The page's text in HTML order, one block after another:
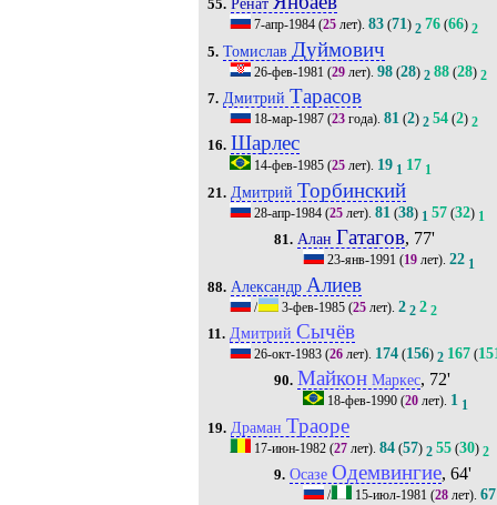
55.
7-апр-1984(25лет). 83(71) 2 76(66) 2
5. Томислав Дуймович
26-фев-1981 (29лет). 98(28) 2 88(28) 2
7. Дмитрий Тарасов
18-мар-1987(23года). 81(2) 2 54(2) 2
16. Шарлес
14-фев-1985(25лет). 19 1 17 1
21. Дмитрий Торбинский
28-апр-1984(25лет). 81 (38) 1 57(32) 1
81. Алан Гатагов, 77'
23-янв-1991 (19 лет).22 1
88. Александр Алиев
/ 3-фев-1985(25лет). 2 2 2 2
11. Дмитрий Сычёв
26-окт-1983(26лет). 174(156) 2 167(
90. МайконМаркес, 72'
18-фев-1990 (20 лет). 1 1
19. Драман Траоре
17-июн-1982(27лет). 84(57) 2 55(30) 2
9. Осазе Одемвингие, 64'
/ 15-июл-1981 (28 лет).67